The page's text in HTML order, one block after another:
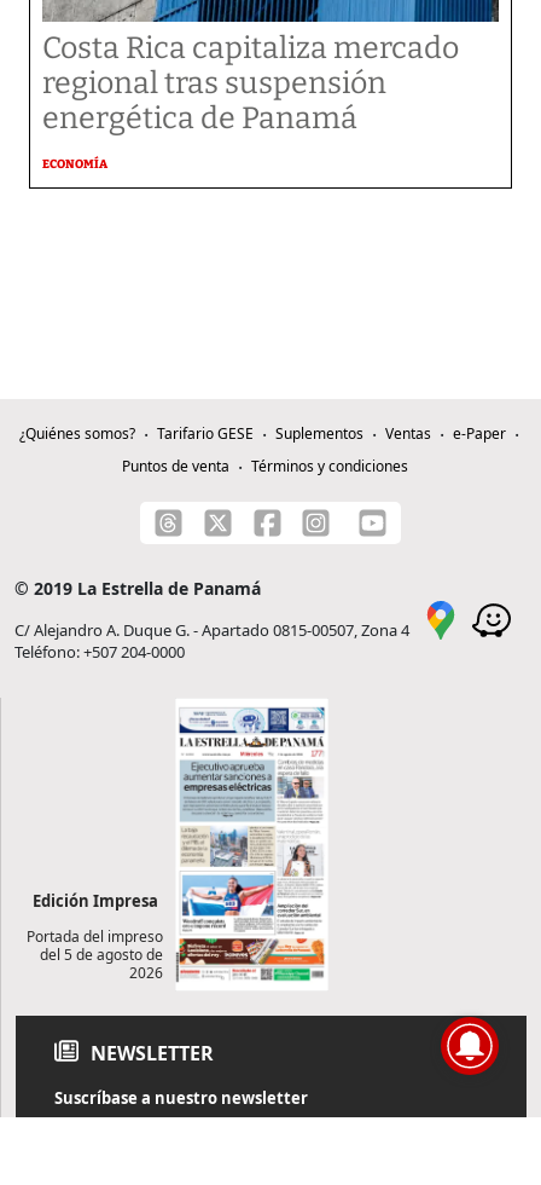
Costa Rica capitaliza mercado
regional tras suspensión
energética de Panamá
ECONOMÍA
¿Quiénes somos? Tarifario GESE Suplementos Ventas
e-Paper
Puntos de venta
Términos y condiciones
© 2019 La Estrella de Panamá
C/ Alejandro A. Duque G. - Apartado 0815-00507, Zona 4
Teléfono: +507 204-0000
Edición Impresa
Portada del impreso
del 5 de agosto de
2026
NEWSLETTER
Suscríbase a nuestro newsletter
Reciba diariamente información de actualidad directamente en